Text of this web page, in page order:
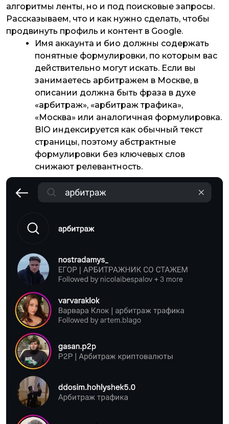
алгоритмы ленты, но и под поисковые запросы.
Рассказываем, что и как нужно сделать, чтобы
продвинуть профиль и контент в Google.
Имя аккаунта и био должны содержать
понятные формулировки, по которым вас
действительно могут искать. Если вы
занимаетесь арбитражем в Москве, в
описании должна быть фраза в духе
«арбитраж», «арбитраж трафика»,
«Москва» или аналогичная формулировка.
BIO индексируется как обычный текст
страницы, поэтому абстрактные
формулировки без ключевых слов
снижают релевантность.